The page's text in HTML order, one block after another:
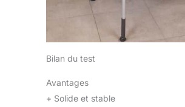
Bilan du test
Avantages
+ Solide et stable